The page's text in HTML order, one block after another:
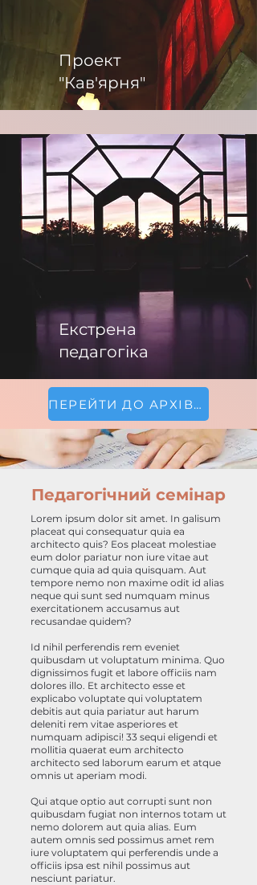
Проект
"Кав'ярня"
Екстрена
педагогіка
ПЕРЕЙТИ ДО АРХІВУ ПОДІЙ
Педагогічний семінар
Lorem ipsum dolor sit amet. In galisum
placeat qui consequatur quia ea
architecto quis? Eos placeat molestiae
eum dolor pariatur non iure vitae aut
cumque quia ad quia quisquam. Aut
tempore nemo non maxime odit id alias
neque qui sunt sed numquam minus
exercitationem accusamus aut
recusandae quidem?
Id nihil perferendis rem eveniet
quibusdam ut voluptatum minima. Quo
dignissimos fugit et labore officiis nam
dolores illo. Et architecto esse et
explicabo voluptate qui voluptatem
debitis aut quia pariatur aut harum
deleniti rem vitae asperiores et
numquam adipisci! 33 sequi eligendi et
mollitia quaerat eum architecto
architecto sed laborum earum et atque
omnis ut aperiam modi.
Qui atque optio aut corrupti sunt non
quibusdam fugiat non internos totam ut
nemo dolorem aut quia alias. Eum
autem omnis sed possimus amet rem
iure voluptatem qui perferendis unde a
officiis ipsa est nihil possimus aut
nesciunt pariatur.